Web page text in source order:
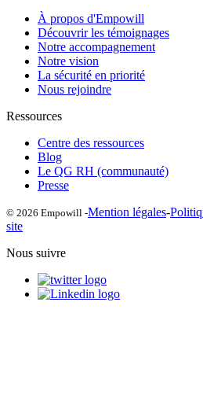
À propos d'Empowill
Découvrir les témoignages
Notre accompagnement
Notre vision
La sécurité en priorité
Nous rejoindre
Ressources
Centre des ressources
Blog
Le QG RH (communauté)
Presse
© 2026 Empowill -Mention légales-
site
Nous suivre